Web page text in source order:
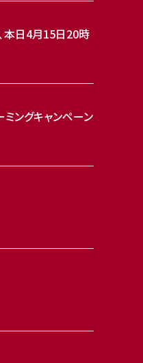
本日4月15日20時
ミングキャンペーン